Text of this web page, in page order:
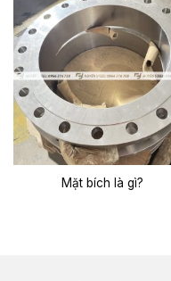
Mặt bích là gì?